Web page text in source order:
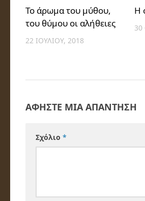
Το άρωμα του μύθου,
του θύμου οι αλήθειες
22 ΙΟΥΛΊΟΥ, 2018
H
30
ΑΦΉΣΤΕ ΜΙΑ ΑΠΆΝΤΗΣΗ
Σχόλιο *